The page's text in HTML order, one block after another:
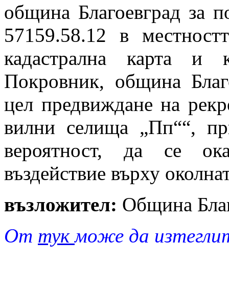
община Благоевград за
57159.58.12 в
кадастрална карта и
Покровник, община
цел предвиждане на
вилни селища „Пп““,
вероятност, да се
въздействие върху
възложител: Община
От тукможе да